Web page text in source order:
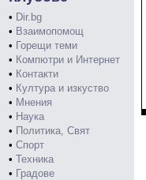
• Dir.bg
• Взаимопомощ
• Горещи теми
• Компютри и Интернет
• Контакти
• Култура и изкуство
• Мнения
• Наука
• Политика, Свят
• Спорт
• Техника
• Градове